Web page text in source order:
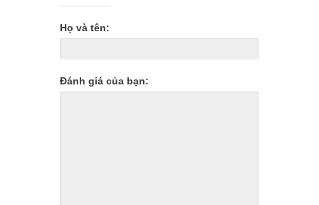
Họ và tên:
Đánh giá của bạn: